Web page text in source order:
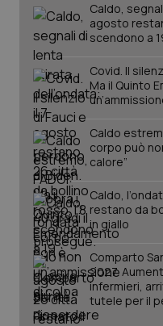
Quotidiano
Quotidiano
Rene & patologie
Salute orale &
Sangue &
Tiroide
Tumore al seno
Tumore ovarico
Caldo,
agosto
scendono a
Covid. Il
Ma il Quinto
Caldo
corpo può
calore”
Caldo,
restano da
in giallo
Comparto
2027.
infermieri,
tutele per il
CookieScriptConsent